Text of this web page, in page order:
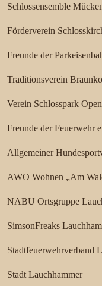
Schlossensemble
Förderverein
Freunde der
Traditionsverein
Verein Schlosspark
Freunde der Feuerwehr
Allgemeiner
AWO Wohnen „Am
NABU Ortsgruppe
SimsonFreaks
Stadtfeuerwehrverband
Stadt Lauchhammer